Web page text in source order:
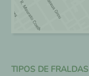
TIPOS DE FRALDAS